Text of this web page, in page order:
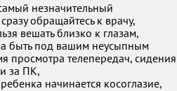
незначительный
обращайтесь к врачу,
вешать близко к глазам,
быть под вашим неусыпным
просмотра телепередач, сидения
за ПК,
начинается косоглазие,